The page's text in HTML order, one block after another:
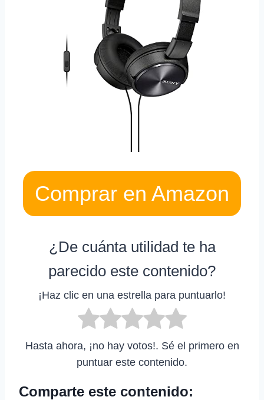
Comprar en Amazon
¿De cuánta utilidad te ha
parecido este contenido?
¡Haz clic en una estrella para puntuarlo!
Hasta ahora, ¡no hay votos!. Sé el primero en
puntuar este contenido.
Comparte este contenido: